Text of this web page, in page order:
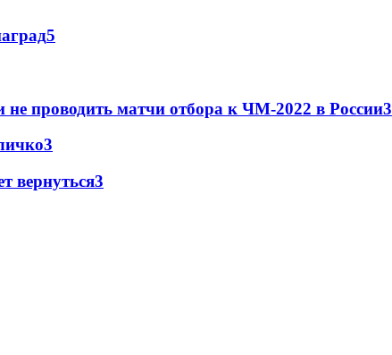
5
проводить матчи отбора к ЧМ-2022 в России3
3
вернуться3